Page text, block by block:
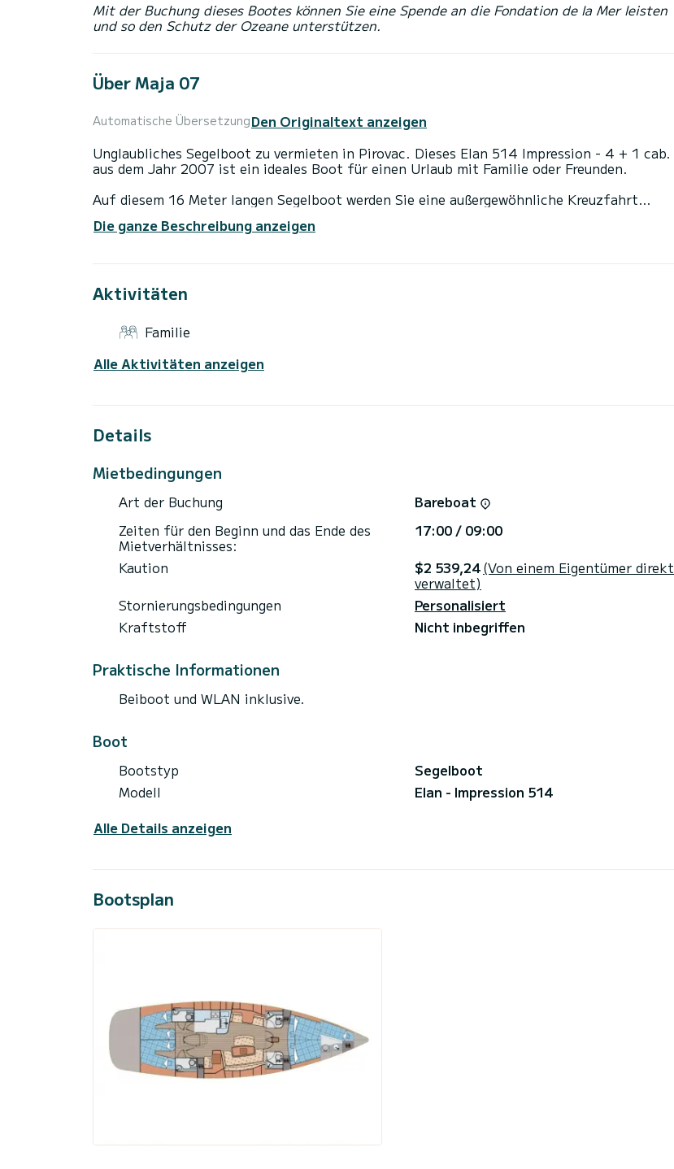
Mit der Buchung dieses Bootes können Sie eine Spende an die Fondation de la Mer leisten
und so den Schutz der Ozeane unterstützen.
Über Maja 07
Automatische ÜbersetzungDen Originaltext anzeigen
Unglaubliches Segelboot zu vermieten in Pirovac. Dieses Elan 514 Impression - 4 + 1 cab.
aus dem Jahr 2007 ist ein ideales Boot für einen Urlaub mit Familie oder Freunden.
Auf diesem 16 Meter langen Segelboot werden Sie eine außergewöhnliche Kreuzfahrt
Kabinen mit absolutem Komfort nutzen.
Dieses Elan 514 Impression - 4 + 1 cab. ist mit 4 Toiletten mit Dusche ausgestattet.
Dieses Boot ist mit einem Rollgroßsegel und einer Rollgenua ausgestattet. Es verfügt über
Deckdusche.
Die ganze Beschreibung anzeigen
Aktivitäten
Familie
Alle Aktivitäten anzeigen
Details
Mietbedingungen
Art der Buchung
Bareboat
Zeiten für den Beginn und das Ende des
Mietverhältnisses:
17:00 / 09:00
Kaution
$2 539,24(Von einem Eigentümer direkt
verwaltet)
Stornierungsbedingungen
Personalisiert
Kraftstoff
Nicht inbegriffen
Praktische Informationen
Beiboot und WLAN inklusive.
Boot
Bootstyp
Segelboot
Modell
Elan - Impression 514
Alle Details anzeigen
Bootsplan